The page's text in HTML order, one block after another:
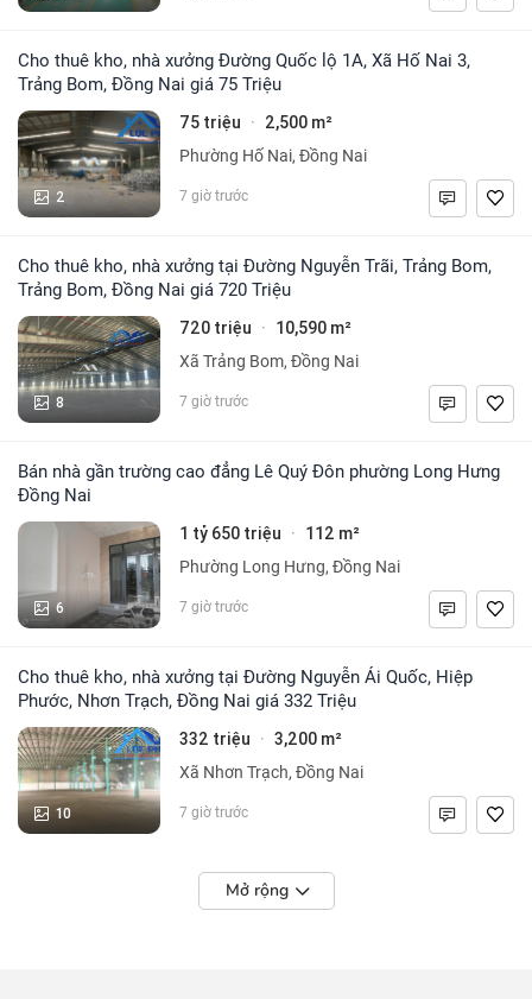
Cho thuê kho, nhà xưởng Đường Quốc lộ 1A, Xã Hố Nai 3,
Trảng Bom, Đồng Nai giá 75 Triệu
2
75 triệu · 2,500 m²
Phường Hố Nai, Đồng Nai
7 giờ trước
Cho thuê kho, nhà xưởng tại Đường Nguyễn Trãi, Trảng Bom,
Trảng Bom, Đồng Nai giá 720 Triệu
8
720 triệu · 10,590 m²
Xã Trảng Bom, Đồng Nai
7 giờ trước
Bán nhà gần trường cao đẳng Lê Quý Đôn phường Long Hưng
Đồng Nai
6
1 tỷ 650 triệu · 112 m²
Phường Long Hưng, Đồng Nai
7 giờ trước
Cho thuê kho, nhà xưởng tại Đường Nguyễn Ái Quốc, Hiệp
Phước, Nhơn Trạch, Đồng Nai giá 332 Triệu
10
332 triệu · 3,200 m²
Xã Nhơn Trạch, Đồng Nai
7 giờ trước
Mở rộng